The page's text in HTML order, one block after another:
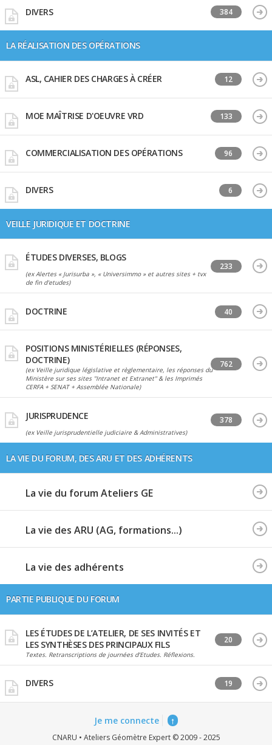
DIVERS 384
LA RÉALISATION DES OPÉRATIONS
ASL, CAHIER DES CHARGES À CRÉER 12
MOE MAÎTRISE D'OEUVRE VRD 133
COMMERCIALISATION DES OPÉRATIONS 96
DIVERS 6
VEILLE JURIDIQUE ET DOCTRINE
ÉTUDES DIVERSES, BLOGS
(ex Alertes « Jurisurba », « Universimmo » et autres sites + tvx
de fin d'etudes)
233
DOCTRINE 40
POSITIONS MINISTÉRIELLES (RÉPONSES,
DOCTRINE)
(ex Veille juridique législative et règlementaire, les réponses du
Ministère sur ses sites "Intranet et Extranet" & les Imprimés
CERFA + SENAT + Assemblée Nationale)
762
JURISPRUDENCE
(ex Veille jurisprudentielle judiciaire & Administratives)
378
LA VIE DU FORUM, DES ARU ET DES ADHÉRENTS
La vie du forum Ateliers GE
La vie des ARU (AG, formations...)
La vie des adhérents
PARTIE PUBLIQUE DU FORUM
LES ÉTUDES DE L’ATELIER, DE SES INVITÉS ET
LES SYNTHÈSES DES PRINCIPAUX FILS
Textes. Retranscriptions de journées d’Etudes. Réflexions.
20
DIVERS 19
Je me connecte ↑
CNARU • Ateliers Géomètre Expert © 2009 - 2025